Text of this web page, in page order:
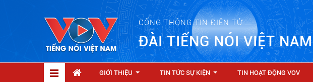
CỔNG THÔNG TIN ĐIỆN TỬ
ĐÀI TIẾNG NÓI VIỆT NAM
GIỚI THIỆU TIN TỨC SỰ KIỆN TIN HOẠT ĐỘNG VOV